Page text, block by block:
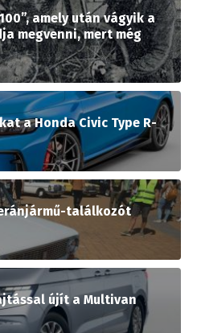
amely után vágyik a
megvenni, mert még
a Honda Civic Type R-
találkozót
újít a Multivan